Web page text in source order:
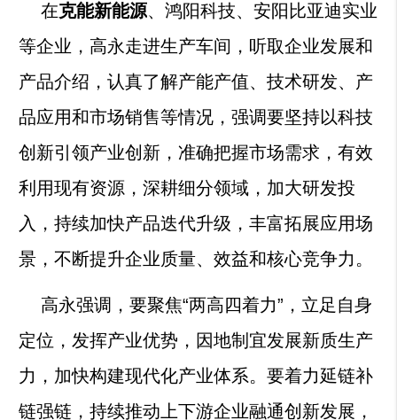
在克能新能源、鸿阳科技、安阳比亚迪实业
等企业，高永走进生产车间，听取企业发展和
产品介绍，认真了解产能产值、技术研发、产
品应用和市场销售等情况，强调要坚持以科技
创新引领产业创新，准确把握市场需求，有效
利用现有资源，深耕细分领域，加大研发投
入，持续加快产品迭代升级，丰富拓展应用场
景，不断提升企业质量、效益和核心竞争力。
高永强调，要聚焦“两高四着力”，立足自身
定位，发挥产业优势，因地制宜发展新质生产
力，加快构建现代化产业体系。要着力延链补
链强链，持续推动上下游企业融通创新发展，